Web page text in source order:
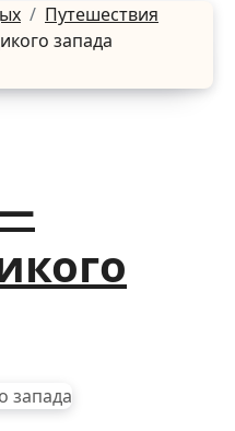
Путешествия
запада